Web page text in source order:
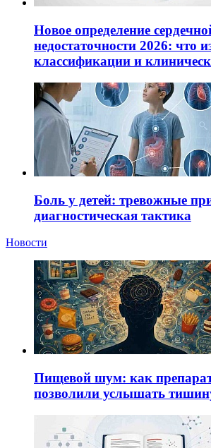
Новое определение
недостаточности 2026: что
классификации и
Боль у детей: тревожные
диагностическая тактика
Новости
Пищевой шум: как
позволили услышать